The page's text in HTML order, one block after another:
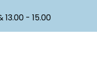
- 15.00